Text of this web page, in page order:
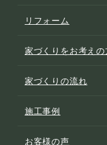
リフォーム
家づくりをお考え
家づくりの流れ
施工事例
お客様の声